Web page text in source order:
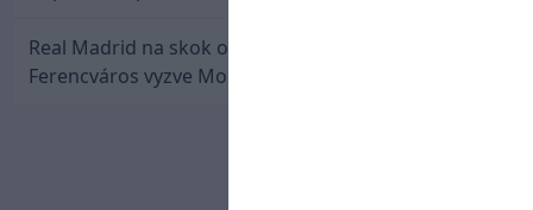
Real Madrid na skok od Slovenska: Borbélyho
Ferencváros vyzve Mourinhove hviezdy